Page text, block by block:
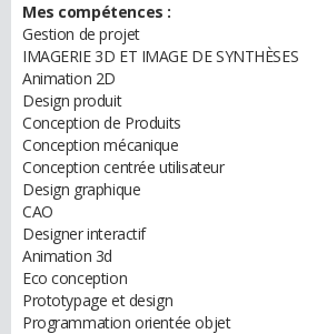
Mes compétences :
Gestion de projet
IMAGERIE 3D ET IMAGE DE SYNTHÈSES
Animation 2D
Design produit
Conception de Produits
Conception mécanique
Conception centrée utilisateur
Design graphique
CAO
Designer interactif
Animation 3d
Eco conception
Prototypage et design
Programmation orientée objet